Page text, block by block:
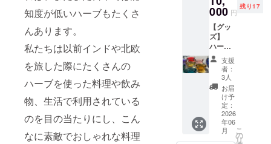
知度が低いハーブもたくさ
んあります。
私たちは以前インドや北欧
を旅した際にたくさんの
ハーブを使った料理や飲み
物、生活で利用されている
のを目の当たりにし、こん
なに素敵でおしゃれな料理
保管の
上、お
早めに
ご使用
くださ
い。 ※
原材料
及び添
加物等
の食品
表示は
お届け
商品の
ラベル
に表記
のご提
供とな
る場合
がござ
いま
す。あ
らかじ
めご了
承下さ
い ・支
援者様
の交通
費や滞
在費は
各自で
本県美
里町馬
場1484
・リ
ターン
有効期
限：令
和8年8
月から
令和9年
8月末ま
意事
項】 ・
少し特
別な時
間にな
るかも
しれま
せん。
【商品
詳細】
容量：
226ml
口径：
82mm
高さ：
82mm
れる釈
迦院御
坂街道
石段を
デザイ
ンした
もの
や、 デ
ザイ
ナーと
のコラ
ボス
テッ
カーな
000 円
残り17
【グッ
ズ】
ハーブ
園で採
れた
ハーブ
を使い
色鮮や
かにブ
レンド
し７色
揃えま
支援
者：
3人
お届
け予
定：
2026
年06
月
こ
の
リ